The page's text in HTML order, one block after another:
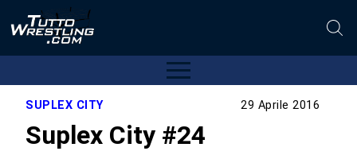
SUPLEX CITY 29 Aprile 2016
Suplex City #24